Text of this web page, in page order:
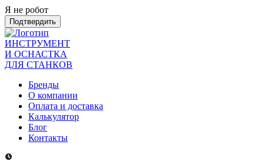
Я не робот
Подтвердить
ИНСТРУМЕНТ
И ОСНАСТКА
ДЛЯ СТАНКОВ
Бренды
О компании
Оплата и доставка
Калькулятор
Блог
Контакты